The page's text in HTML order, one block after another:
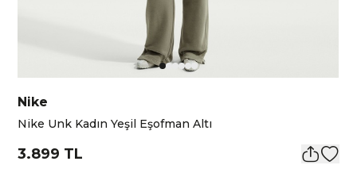
Nike
Nike Unk Kadın Yeşil Eşofman Altı
3.899 TL